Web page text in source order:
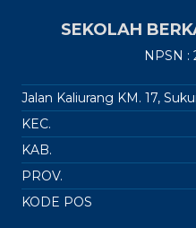
SEKOLAH
NPSN :
Jalan Kaliurang KM. 17,
KEC.
KAB.
PROV.
KODE POS